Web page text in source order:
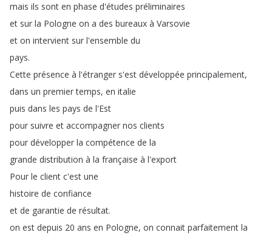
mais ils sont en phase d'études préliminaires
et sur la Pologne on a des bureaux à Varsovie
et on intervient sur l'ensemble du
pays.
Cette présence à l'étranger s'est développée principalement,
dans un premier temps, en italie
puis dans les pays de l'Est
pour suivre et accompagner nos clients
pour développer la compétence de la
grande distribution à la française à l'export
Pour le client c'est une
histoire de confiance
et de garantie de résultat.
on est depuis 20 ans en Pologne, on connait parfaitement la